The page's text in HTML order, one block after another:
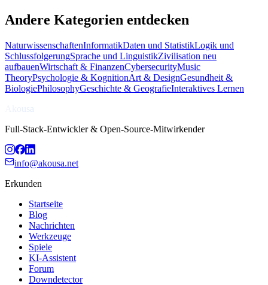
Andere Kategorien entdecken
NaturwissenschaftenInformatikDaten und StatistikLogik und
SchlussfolgerungSprache und LinguistikZivilisation neu
aufbauenWirtschaft & FinanzenCybersecurityMusic
TheoryPsychologie & KognitionArt & DesignGesundheit &
BiologiePhilosophyGeschichte & GeografieInteraktives Lernen
Akousa
Full-Stack-Entwickler & Open-Source-Mitwirkender
info@akousa.net
Erkunden
Startseite
Blog
Nachrichten
Werkzeuge
Spiele
KI-Assistent
Forum
Downdetector